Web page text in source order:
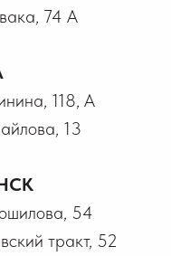
74 А
118, А
13
54
тракт, 52